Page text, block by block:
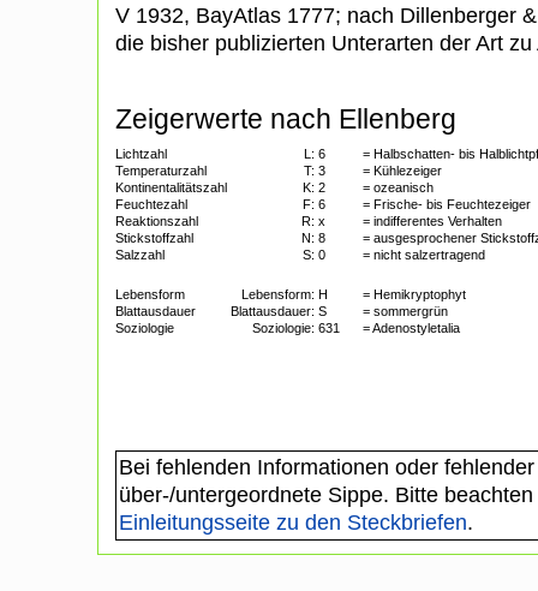
V 1932, BayAtlas 1777; nach Dillenberger
die bisher publizierten Unterarten der Art
Zeigerwerte nach Ellenberg
Lichtzahl L: 6
= Halbschatten- bis
Temperaturzahl
T: 3
= Kühlezeiger
Kontinentalitätszahl
K: 2
= ozeanisch
Feuchtezahl
F: 6
= Frische- bis Feuchtezeiger
Reaktionszahl
R: x
= indifferentes Verhalten
Stickstoffzahl
N: 8
= ausgesprochener
Salzzahl
S: 0 = nicht salzertragend
Lebensform Lebensform: H
= Hemikryptophyt
Blattausdauer
Blattausdauer: S
= sommergrün
Soziologie
Soziologie: 631 = Adenostyletalia
Bei fehlenden Informationen oder
über-/untergeordnete Sippe. Bitte
Einleitungsseite zu den Steckbriefen.